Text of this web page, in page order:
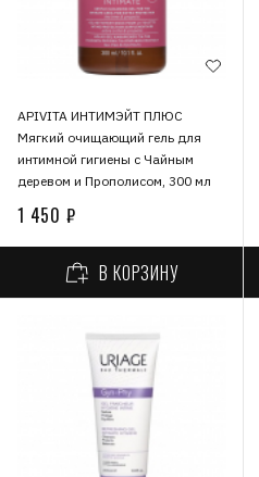
APIVITA ИНТИМЭЙТ ПЛЮС
Мягкий очищающий гель для
интимной гигиены с Чайным
деревом и Прополисом, 300 мл
1 450 ₽
В КОРЗИНУ